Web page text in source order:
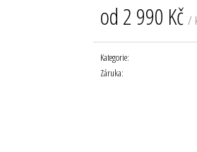
od 2 990 Kč /
cena:
Kategorie:
Záruka: